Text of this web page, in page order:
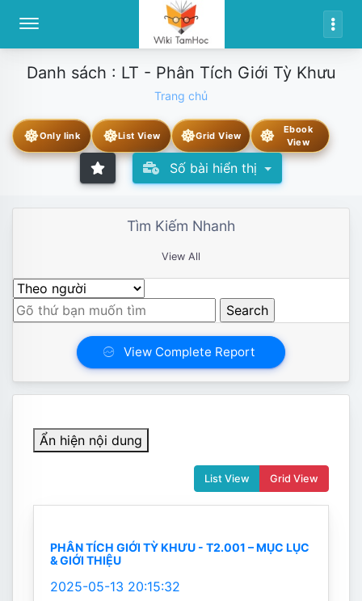
Danh sách : LT - Phân Tích Giới Tỳ Khưu
Trang chủ
☸Only link ☸List View ☸Grid View ☸
Ebook
View
Số bài hiển thị
Tìm Kiếm Nhanh
View All
View Complete Report
Ẩn hiện nội dung
List View Grid View
PHÂN TÍCH GIỚI TỲ KHƯU - T2.001 – MỤC LỤC
& GIỚI THIỆU
2025-05-13 20:15:32